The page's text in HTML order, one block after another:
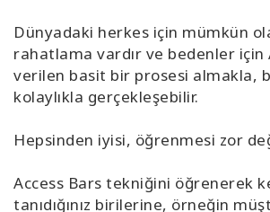
Dünyadaki herkes için mümkün
rahatlama vardır ve bedenler için
verilen basit bir prosesi almakla,
kolaylıkla gerçekleşebilir.
Hepsinden iyisi, öğrenmesi zor
Access Bars tekniğini öğrenerek
tanıdığınız birilerine, örneğin